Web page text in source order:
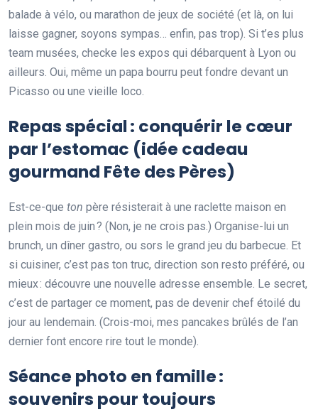
balade à vélo, ou marathon de jeux de société (et là, on lui
laisse gagner, soyons sympas… enfin, pas trop). Si t’es plus
team musées, checke les expos qui débarquent à Lyon ou
ailleurs. Oui, même un papa bourru peut fondre devant un
Picasso ou une vieille loco.
Repas spécial : conquérir le cœur
par l’estomac (idée cadeau
gourmand Fête des Pères)
Est-ce-que ton père résisterait à une raclette maison en
plein mois de juin ? (Non, je ne crois pas.) Organise-lui un
brunch, un dîner gastro, ou sors le grand jeu du barbecue. Et
si cuisiner, c’est pas ton truc, direction son resto préféré, ou
mieux : découvre une nouvelle adresse ensemble. Le secret,
c’est de partager ce moment, pas de devenir chef étoilé du
jour au lendemain. (Crois-moi, mes pancakes brûlés de l’an
dernier font encore rire tout le monde).
Séance photo en famille :
souvenirs pour toujours